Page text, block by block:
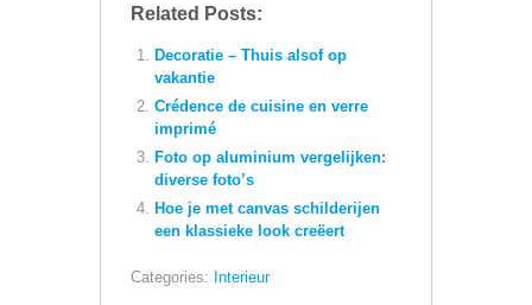
Related Posts:
Decoratie – Thuis alsof op
vakantie
Crédence de cuisine en verre
imprimé
Foto op aluminium vergelijken:
diverse foto’s
Hoe je met canvas schilderijen
een klassieke look creëert
Categories: Interieur